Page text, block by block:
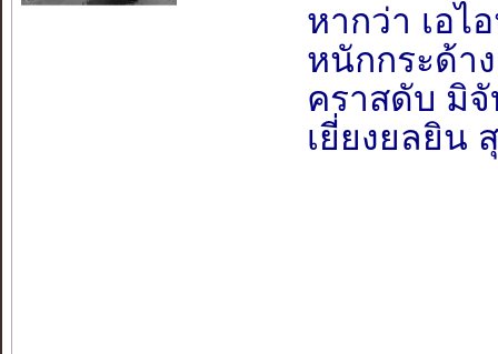
หากว่า เอไ
หนักกระด้า
คราสดับ มิ
เยี่ยงยลยิน